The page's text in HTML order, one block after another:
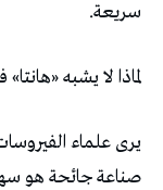
سريعة.
لماذا لا يشبه
يرى علماء
صناعة جائحة هو